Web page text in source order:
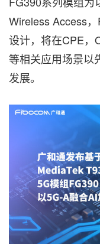
Wireless Access
设计，将在CPE，
等相关应用场景以
发展。